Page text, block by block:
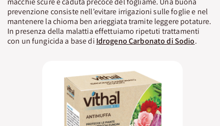
prevenzione consiste nell’evitare irrigazioni sulle foglie e nel
mantenere la chioma ben arieggiata tramite leggere potature.
In presenza della malattia effettuiamo ripetuti trattamenti
con un fungicida a base di Idrogeno Carbonato di Sodio.